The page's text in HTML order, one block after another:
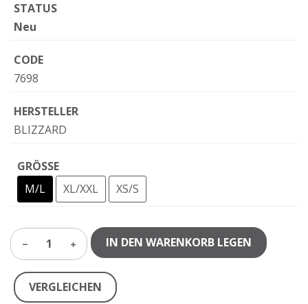
STATUS
Neu
CODE
7698
HERSTELLER
BLIZZARD
GRÖSSE
M/L
XL/XXL XS/S
1 IN DEN WARENKORB LEGEN
VERGLEICHEN